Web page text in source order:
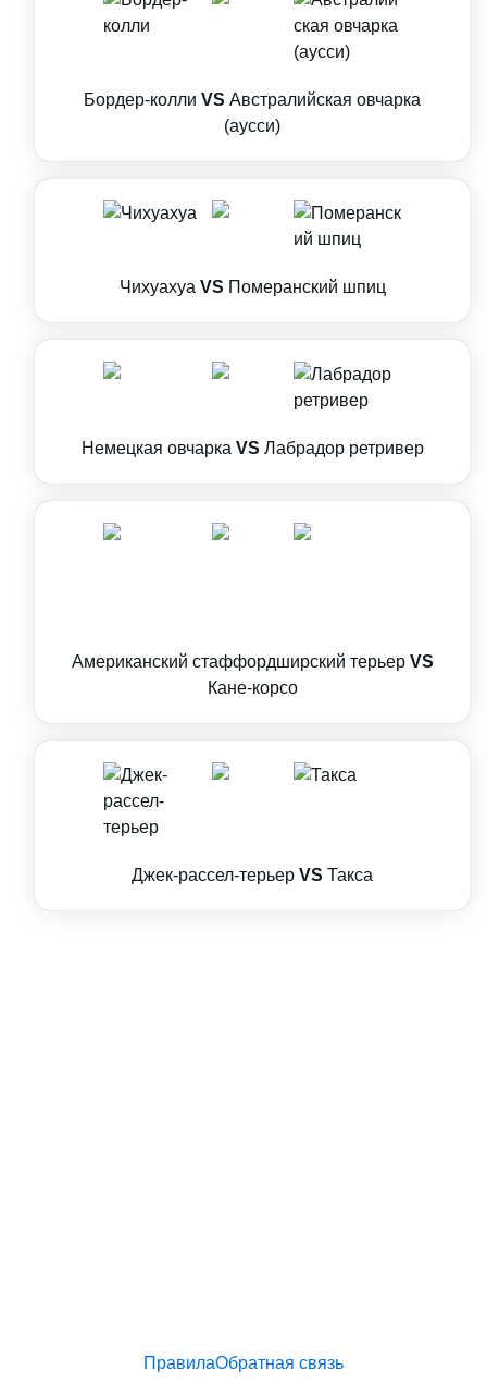
Бордер-колли VS Австралийская овчарка
(аусси)
Чихуахуа VS Померанский шпиц
Немецкая овчарка VS Лабрадор ретривер
Американский стаффордширский терьер VS
Кане-корсо
Джек-рассел-терьер VS Такса
ПравилаОбратная связь